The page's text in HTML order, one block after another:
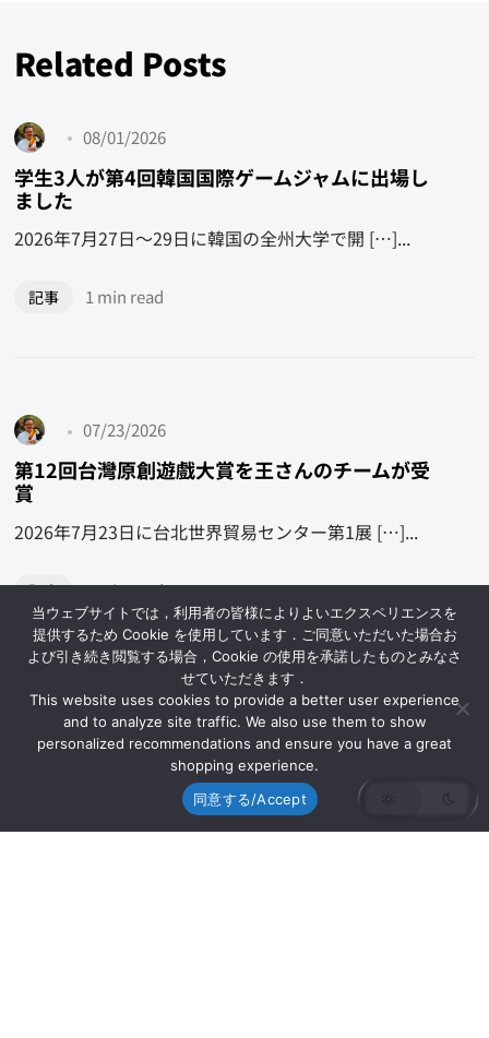
Related Posts
08/01/2026
学生3人が第4回韓国国際ゲームジャムに出場し
ました
2026年7月27日〜29日に韓国の全州大学で開 […]...
記事 1 min read
07/23/2026
第12回台灣原創遊戲大賞を王さんのチームが受
賞
2026年7月23日に台北世界貿易センター第1展 […]...
記事 1 min read
07/07/2026
川上上席客員研究員が出演したNHK「歴史探偵
秀吉のライバル明智光秀」が7月12日（日）に
当ウェブサイトでは，利用者の皆様によりよいエクスペリエンスを
提供するため Cookie を使用しています．ご同意いただいた場合お
よび引き続き閲覧する場合，Cookie の使用を承諾したものとみなさ
せていただきます．
This website uses cookies to provide a better user experience
and to analyze site traffic. We also use them to show
personalized recommendations and ensure you have a great
shopping experience.
同意する/Accept